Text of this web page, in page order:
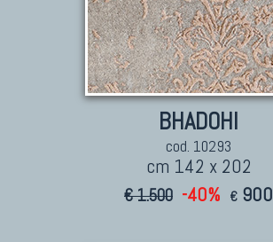
BHADOHI
cod. 10293
cm 142 x 202
€ 1.500 -40% € 900